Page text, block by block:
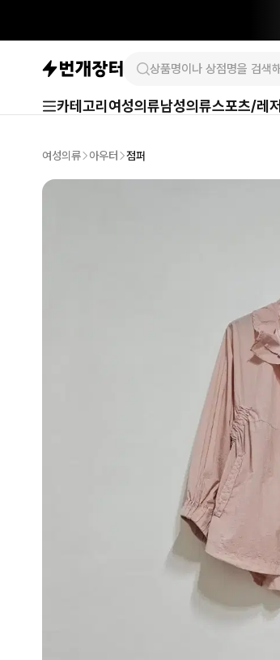
카테고리 여성의류남성의류스포츠/레저
여성의류 아우터 점퍼